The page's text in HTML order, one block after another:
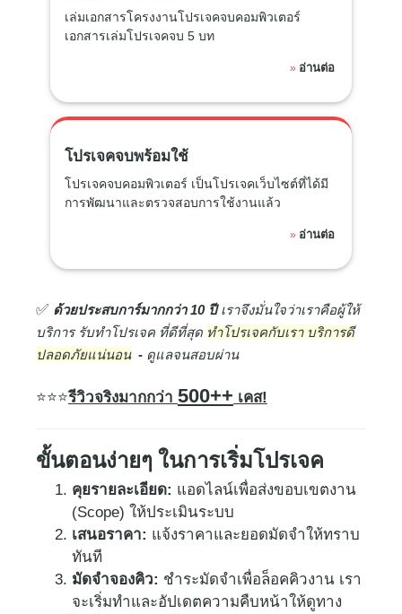
เล่มเอกสารโครงงานโปรเจคจบคอมพิวเตอร์
เอกสารเล่มโปรเจคจบ 5 บท
» อ่านต่อ
โปรเจคจบพร้อมใช้
โปรเจคจบคอมพิวเตอร์ เป็นโปรเจคเว็บไซต์ที่ได้มี
การพัฒนาและตรวจสอบการใช้งานแล้ว
» อ่านต่อ
✅ ด้ว​ยประสบการ์มากกว่า 10 ปีเราจึงมั่นใจว่าเราคือผู้ให้
บริการ รับทำโปรเจค ที่ดีที่สุด ทำโปรเจคกับเรา บริการดี
ปลอดภัยแน่นอน - ดูแลจนสอบผ่าน
⭐⭐⭐รีวิวจริงมากกว่า 500++ เคส!
ขั้นตอนง่ายๆ ในการเริ่มโปรเจค
คุยรายละเอียด: แอดไลน์เพื่อส่งขอบเขตงาน
(Scope) ให้ประเมินระบบ
เสนอราคา: แจ้งราคาและยอดมัดจำให้ทราบ
ทันที
มัดจำจองคิว: ชำระมัดจำเพื่อล็อคคิวงาน เรา
จะเริ่มทำและอัปเดตความคืบหน้าให้ดูทาง